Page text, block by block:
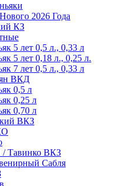
2026 Года
КЗ
5 лет 0,5 л., 0,33 л
5 лет 0,18 л., 0,25 л.
7 лет 0,5 л., 0,33 л
ВКД
0,5 л
0,25 л
0,70 л
ВКЗ
ВКЗ
Сабля